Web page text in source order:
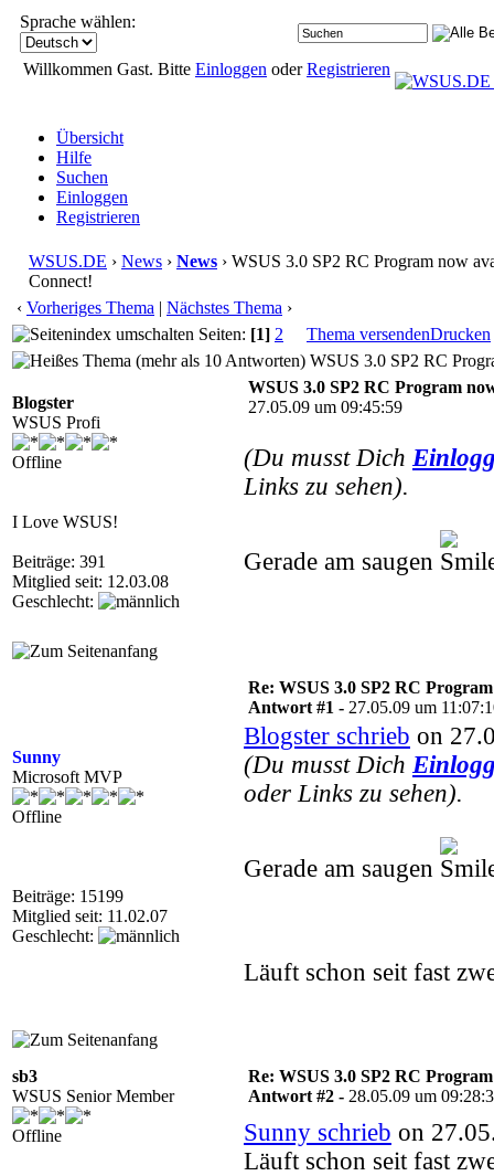
Sprache wählen:
Willkommen Gast. Bitte Einloggen oderRegistrieren
Übersicht
Hilfe
Suchen
Einloggen
Registrieren
WSUS.DE › News › News › WSUS 3.0 SP2 RC Program now
Connect!
‹ Vorheriges Thema | Nächstes Thema ›
Seiten: [1] 2 Thema versendenDrucken
WSUS 3.0 SP2 RC
Blogster
WSUS Profi
Offline
I Love WSUS!
Beiträge: 391
Mitglied seit: 12.03.08
Geschlecht:
WSUS 3.0 SP2 RC Program
27.05.09 um 09:45:59
(Du musst Dich
Links zu sehen).
Gerade am saugen
Sunny
Microsoft MVP
Offline
Beiträge: 15199
Mitglied seit: 11.02.07
Geschlecht:
Re: WSUS 3.0 SP2 RC
Antwort #1 - 27.05.09 um
Blogster schrieb on
(Du musst Dich
oder Links zu sehen).
Gerade am saugen
Läuft schon seit fast
sb3
WSUS Senior Member
Offline
Re: WSUS 3.0 SP2 RC
Antwort #2 - 28.05.09 um
Sunny schrieb on
Läuft schon seit fast